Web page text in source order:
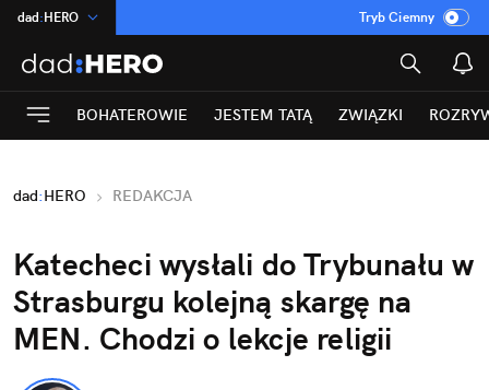
dad:HERO
:Temat
INN:Poland
ASZ:dziennik
Rozrywka
Tryb Ciemny
BOHATEROWIE JESTEM TATĄ ZWIĄZKI
dad:HERO REDAKCJA
Katecheci wysłali do Trybunału w
Strasburgu kolejną skargę na
MEN. Chodzi o lekcje religii